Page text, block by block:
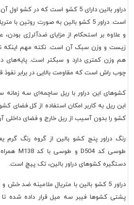
دراور بالین دارای 5 کشو است که
است. دراور 5 کشو بالین به صورت روتین
و علاوه بر استحکام از مزایای ضدآلرژی
زیست و وزن سبک آن است. نکته مهم اینکه
هم وزن کمتری دارد و سبکتر است. پایه‌های
چوب راش است که مقاومت بالایی در برابر نفوذ
کشوهای این دراور با ریل ساچمه‌ای سه
این ریل به کاربر امکان استفاده از کل فضای
کشو را بدون آسیب از ریل خارج و فضای داخلی
دستگیره کشوهای دراور بالین، تک پیچ است.
دراور 5 کشو بالین با متریال ملامینه
پشتی کشوها فیبر سه میل قرار داده شده تا